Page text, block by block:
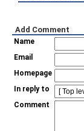
Add Comment
Name
Email
Homepage
In reply to
Comment